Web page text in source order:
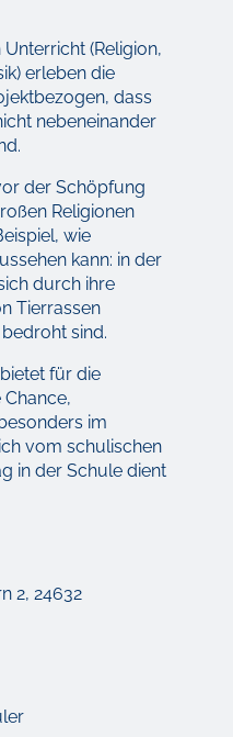
(Religion,
erleben die
dass
nebeneinander
der Schöpfung
Religionen
wie
kann: in der
durch ihre
Tierrassen
sind.
für die
im
vom schulischen
in der Schule dient
2, 24632